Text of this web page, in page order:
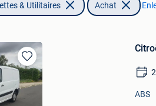
& Utilitaires Achat
Sauvegarder
dans
Mes
Favoris
ABS